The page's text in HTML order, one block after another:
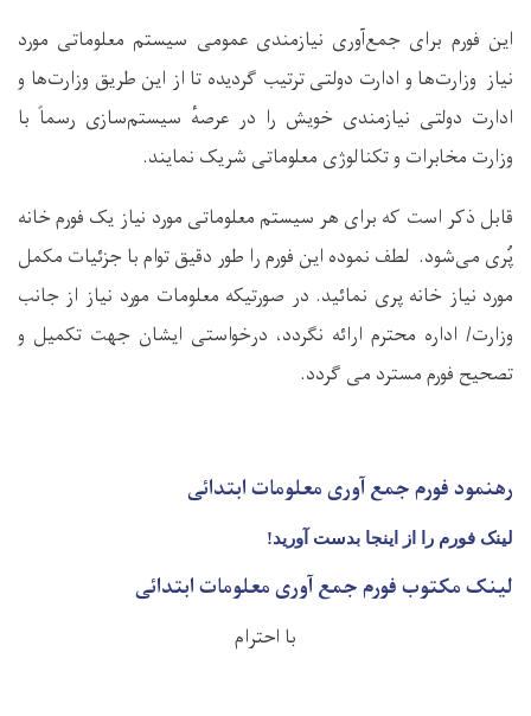
این فورم برای جمع‌آوری نیازمندی عمومی سیستم معلوماتی مورد
نیاز وزارت‌ها و ادارت دولتی ترتیب گردیده تا از این طریق وزارت‌ها و
ادارت دولتی نیازمندی خویش را در عرصه سیستم‌سازی رسماً با
وزارت مخابرات و تکنالوژی معلوماتی شریک نمایند.
قابل ذکر است که برای هر سیستم معلوماتی مورد نیاز یک فورم خانه‌
پُری می‌شود. لطف نموده این فورم را طور دقیق توام با جزئیات مکمل
مورد نیاز خانه پری نمائید. در صورتیکه معلومات مورد نیاز از جانب
وزارت/ اداره محترم ارائه نگردد، درخواستی ایشان جهت تکمیل و
تصحیح فورم مسترد می گردد.
رهنمود فورم جمع آوری معلومات ابتدائی
لینک فورم را از اینجا بدست آورید!
لینک مکتوب فورم جمع آوری معلومات ابتدائی
با احترام